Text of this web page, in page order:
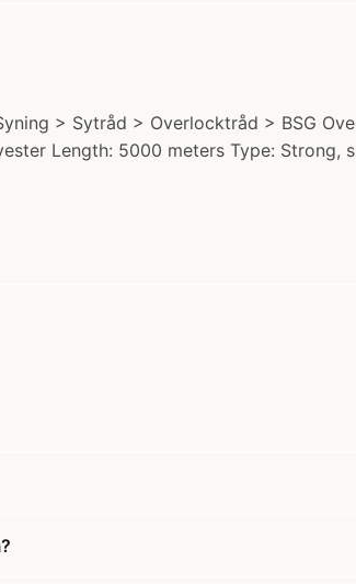
> Sytråd > Overlocktråd > BSG
Length: 5000 meters Type: